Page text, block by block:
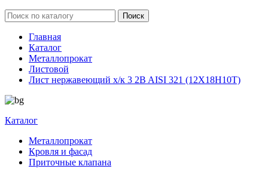
Главная
Каталог
Металлопрокат
Листовой
Лист нержавеющий х/к 3 2B AISI 321 (12Х18Н10Т)
Каталог
Металлопрокат
Кровля и фасад
Приточные клапана